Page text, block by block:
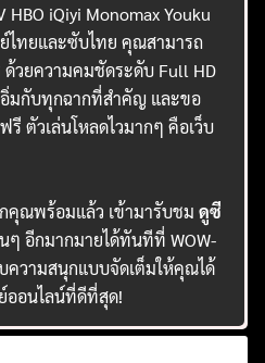
HBO iQiyi Monomax Youku
ไทยและซับไทย คุณสามารถ
ด้วยความคมชัดระดับ Full HD
มกับทุกฉากที่สำคัญ และขอ
ตัวเล่นโหลดไวมากๆ คือเว็บ
คุณพร้อมแล้ว เข้ามารับชมดูซี
ๆ อีกมากมายได้ทันทีที่ WOW-
บความสนุกแบบจัดเต็มให้คุณได้
อนไลน์ที่ดีที่สุด!